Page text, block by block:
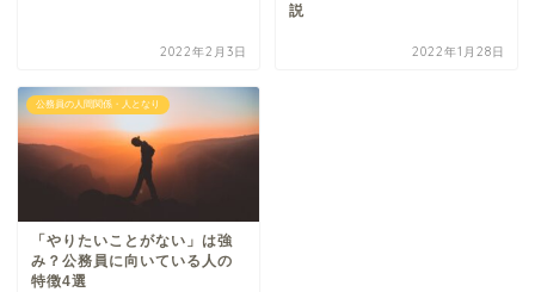
2022年2月3日
説
2022年1月28日
公務員の人間関係・人となり
「やりたいことがない」は強
み？公務員に向いている人の
特徴4選